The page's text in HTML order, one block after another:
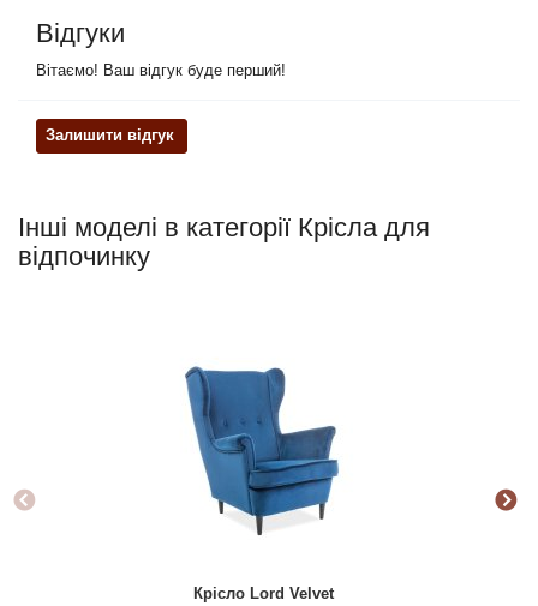
Відгуки
Вітаємо! Ваш відгук буде перший!
Залишити відгук
Інші моделі в категорії Крісла для
відпочинку
Крісло Lord Velvet